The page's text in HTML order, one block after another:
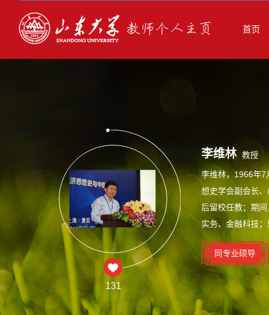
首页
131
李维林 教授
李维林，1966年7
想史学会副会长
后留校任教；期
实务、金融科技
同专业硕导